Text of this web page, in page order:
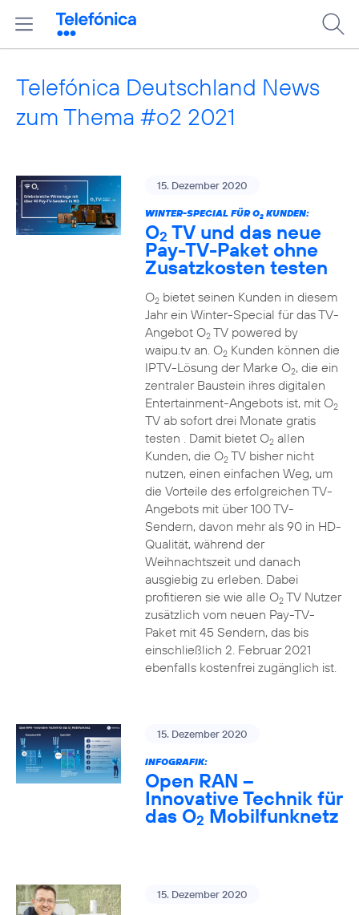
Telefónica Deutschland News
zum Thema #o2 2021
15. Dezember 2020
WINTER-SPECIAL FÜR O2KUNDEN:
O2 TV und das neue
Pay-TV-Paket ohne
Zusatzkosten testen
O2bietet seinen Kunden in diesem
Jahr ein Winter-Special für das TV-
Angebot O2TV powered by
waipu.tv an. O2Kunden können die
IPTV-Lösung der Marke O2, die ein
zentraler Baustein ihres digitalen
Entertainment-Angebots ist, mit O2
TV ab sofort drei Monate gratis
testen . Damit bietet O2allen
Kunden, die O2TV bisher nicht
nutzen, einen einfachen Weg, um
die Vorteile des erfolgreichen TV-
Angebots mit über 100 TV-
Sendern, davon mehr als 90 in HD-
Qualität, während der
Weihnachtszeit und danach
ausgiebig zu erleben. Dabei
profitieren sie wie alle O2TV Nutzer
zusätzlich vom neuen Pay-TV-
Paket mit 45 Sendern, das bis
einschließlich 2. Februar 2021
ebenfalls kostenfrei zugänglich ist.
15. Dezember 2020
INFOGRAFIK:
Open RAN –
Innovative Technik für
das O2 Mobilfunknetz
15. Dezember 2020